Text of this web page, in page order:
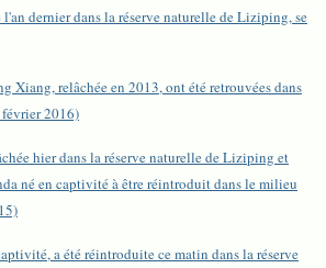
l'an dernier dans la réserve naturelle de Liziping, se
Xiang, relâchée en 2013, ont été retrouvées dans
2016)
hier dans la réserve naturelle de Liziping et
né en captivité à être réintroduit dans le milieu
a été réintroduite ce matin dans la réserve